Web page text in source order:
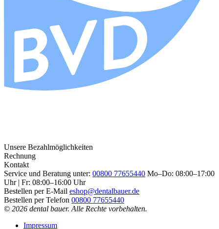
Unsere Bezahlmöglichkeiten
Rechnung
Kontakt
Service und Beratung unter: 00800 77655440 Mo–Do: 08:00–17:00
Uhr | Fr: 08:00–16:00 Uhr
Bestellen per E-Mail eshop@dentalbauer.de
Bestellen per Telefon 00800 77655440
© 2026 dental bauer. Alle Rechte vorbehalten.
Impressum